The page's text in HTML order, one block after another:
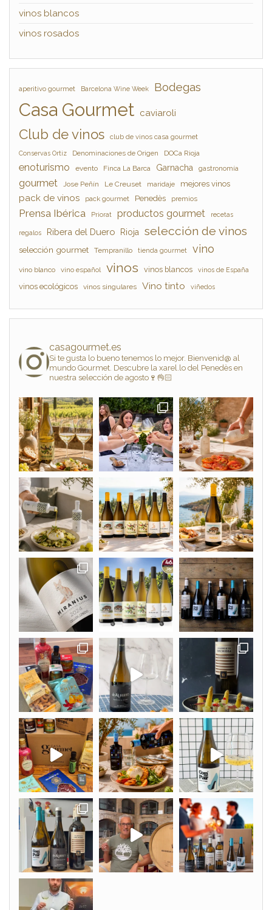
vinos blancos
vinos rosados
aperitivo gourmet Barcelona Wine Week Bodegas
Casa Gourmet caviaroli
Club de vinos club de vinos casa gourmet
Conservas Ortiz Denominaciones de Origen DOCa Rioja
enoturismo evento Finca La Barca Garnacha gastronomía
gourmet Jose Peñín Le Creuset maridaje mejores vinos
pack de vinos pack gourmet Penedès premios
Prensa Ibérica Priorat productos gourmet recetas
regalos Ribera del Duero Rioja selección de vinos
selección gourmet Tempranillo tienda gourmet vino
vino blanco vino español vinos vinos blancos vinos de España
vinos ecológicos vinos singulares Vino tinto viñedos
casagourmet.es
Si te gusta lo bueno tenemos lo mejor. Bienvenid@ al
mundo Gourmet. Descubre la xarel.lo del Penedès en
nuestra selección de agosto🍷👌🏻